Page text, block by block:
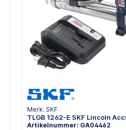
Merk: SKF
TLGB 1262-E SKF Lincoln
Artikelnummer: GA04462